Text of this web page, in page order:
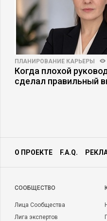
ПЛАНИРОВАНИЕ КАРЬЕРЫ
Когда плохой
сделал правильный
О ПРОЕКТЕ F.A.Q.
CООБЩЕСТВО
Лица Сообщества
Лига экспертов